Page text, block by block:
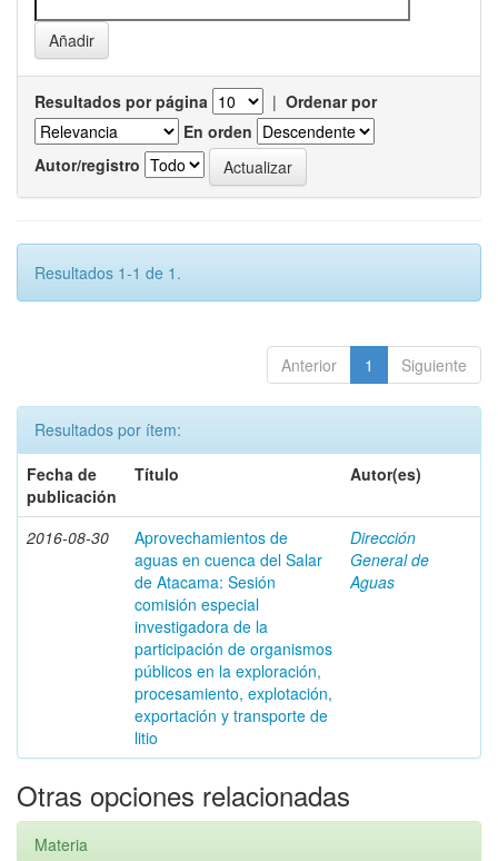
Resultados por página | Ordenar por
En orden
Autor/registro
Resultados 1-1 de 1.
Anterior 1 Siguiente
Resultados por ítem:
Fecha de
publicación
Título Autor(es)
2016-08-30
Aprovechamientos de
aguas en cuenca del Salar
de Atacama: Sesión
comisión especial
investigadora de la
participación de organismos
públicos en la exploración,
procesamiento, explotación,
exportación y transporte de
litio
Dirección
General de
Aguas
Otras opciones relacionadas
Materia